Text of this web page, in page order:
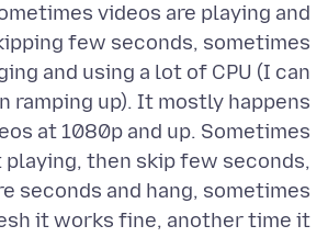
videos are playing and
few seconds, sometimes
and using a lot of CPU (I can
ramping up). It mostly happens
at 1080p and up. Sometimes
then skip few seconds,
seconds and hang, sometimes
it works fine, another time it